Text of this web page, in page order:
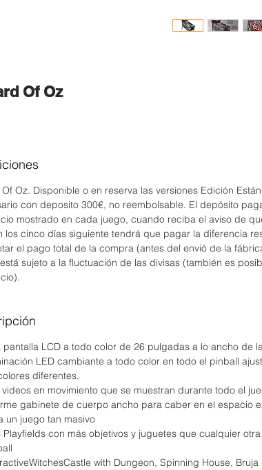
Of Oz
Oz. Disponible o en reserva las versiones Edición
con deposito 300€, no reembolsable. El depósito
mostrado en cada juego, cuando reciba el aviso de
los cinco días siguiente tendrá que pagar la diferencia
el pago total de la compra (antes del envió de la
sujeto a la fluctuación de las divisas (también es
pantalla LCD a todo color de 26 pulgadas a lo ancho de
LED cambiante a todo color en todo el pinball
diferentes.
videos en movimiento que se muestran durante todo el
gabinete de cuerpo ancho para caber en el espacio
un juego tan masivo
Playfields con más objetivos y juguetes que cualquier
with Dungeon, Spinning House,